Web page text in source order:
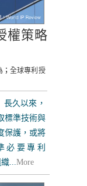
權策略
；全球專利授
久以來，
標準技術與
保護，或將
必要專利
織...More